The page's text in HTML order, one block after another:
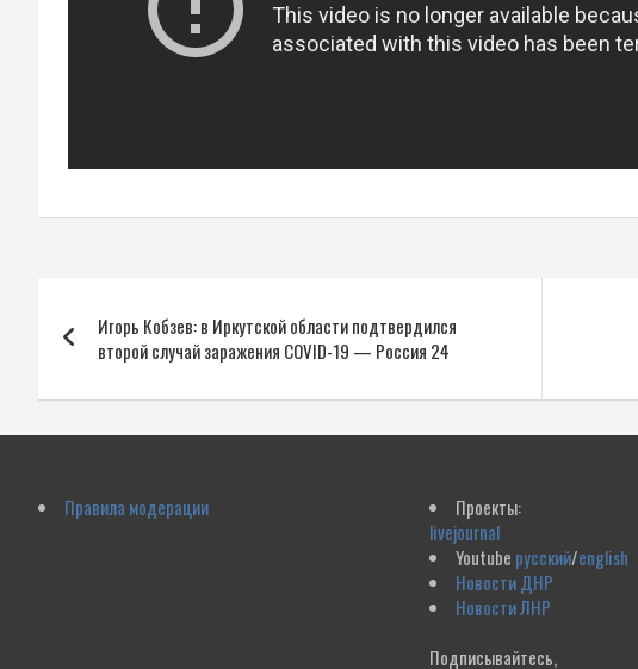
по
записям
Игорь Кобзев: в Иркутской области подтвердился
второй случай заражения COVID-19 — Россия 24
Правила модерации
Проекты:
livejournal
Youtube русский/english
Новости ДНР
Новости ЛНР
Подписывайтесь,